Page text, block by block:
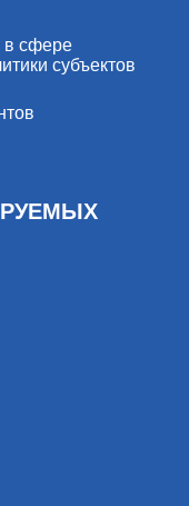
в сфере
субъектов